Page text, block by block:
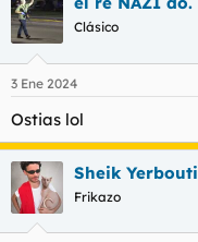
Clásico
3 Ene 2024
Ostias lol
Sheik Yerbouti
Frikazo